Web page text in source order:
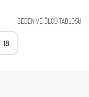
BEDEN VE ÖLÇÜ TABLOSU
18